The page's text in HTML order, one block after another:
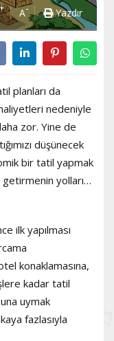
A- Yazdır
planları da
nedeniyle
zor. Yine de
düşünecek
bir tatil yapmak
yolları…
ilk yapılması
konaklamasına,
kadar tatil
uymak
fazlasıyla